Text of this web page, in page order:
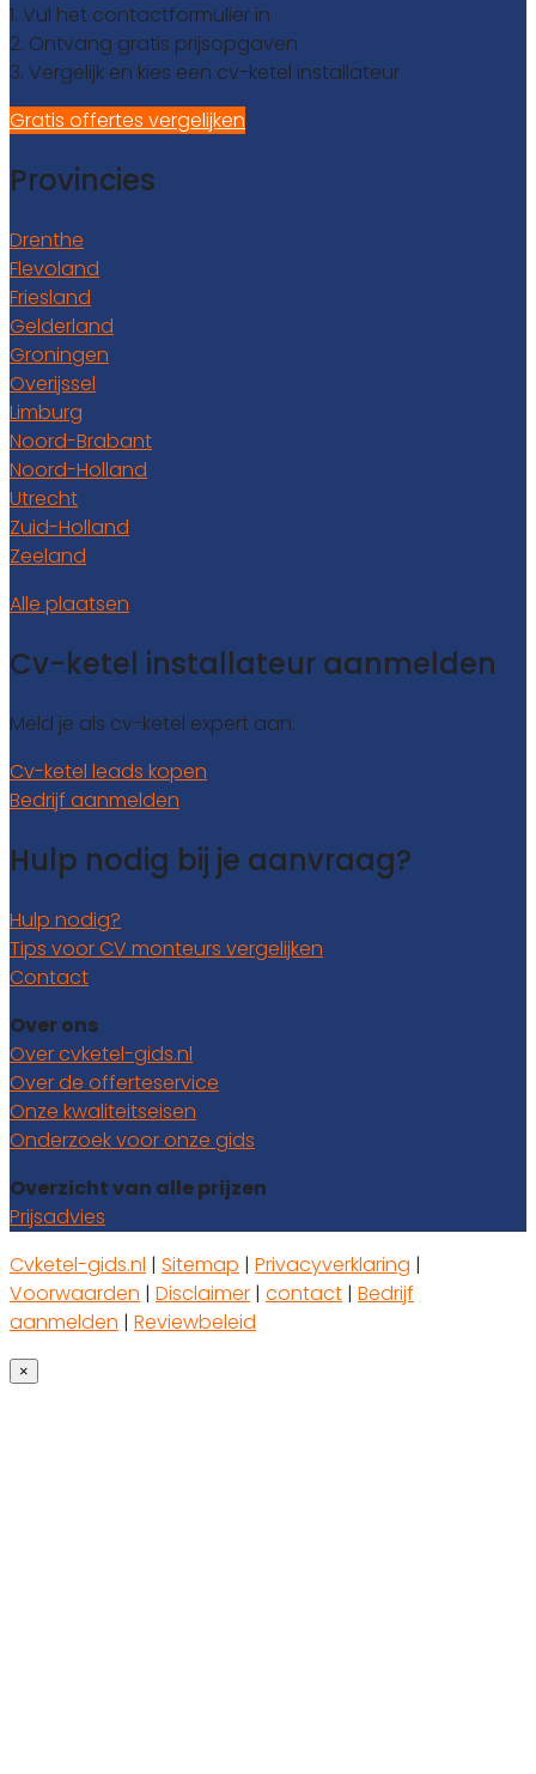
1. Vul het contactformulier in
2. Ontvang gratis prijsopgaven
3. Vergelijk en kies een cv-ketel installateur
Gratis offertes vergelijken
Provincies
Drenthe
Flevoland
Friesland
Gelderland
Groningen
Overijssel
Limburg
Noord-Brabant
Noord-Holland
Utrecht
Zuid-Holland
Zeeland
Alle plaatsen
Cv-ketel installateur aanmelden
Meld je als cv-ketel expert aan.
Cv-ketel leads kopen
Bedrijf aanmelden
Hulp nodig bij je aanvraag?
Hulp nodig?
Tips voor CV monteurs vergelijken
Contact
Over ons
Over cvketel-gids.nl
Over de offerteservice
Onze kwaliteitseisen
Onderzoek voor onze gids
Overzicht van alle prijzen
Prijsadvies
Cvketel-gids.nl | Sitemap | Privacyverklaring |
Voorwaarden | Disclaimer | contact | Bedrijf
aanmelden | Reviewbeleid
×